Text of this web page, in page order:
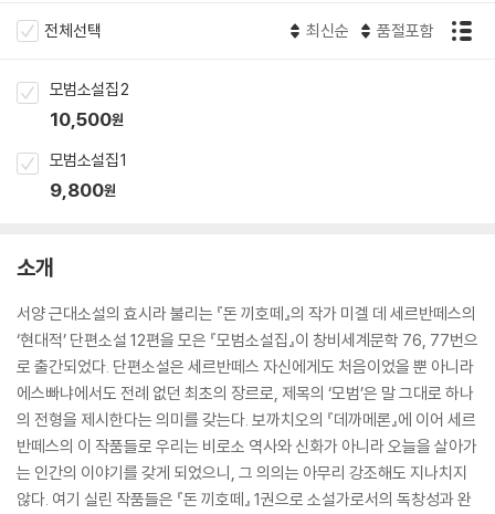
전체선택 최신순 품절포함
모범소설집 2
10,500원
모범소설집 1
9,800원
소개
서양 근대소설의 효시라 불리는 『돈 끼호떼』의 작가 미겔 데 세르반떼스의
‘현대적’ 단편소설 12편을 모은 『모범소설집』이 창비세계문학 76, 77번으
로 출간되었다. 단편소설은 세르반떼스 자신에게도 처음이었을 뿐 아니라
에스빠냐에서도 전례 없던 최초의 장르로, 제목의 ‘모범’은 말 그대로 하나
의 전형을 제시한다는 의미를 갖는다. 보까치오의 『데까메론』에 이어 세르
반떼스의 이 작품들로 우리는 비로소 역사와 신화가 아니라 오늘을 살아가
는 인간의 이야기를 갖게 되었으니, 그 의의는 아무리 강조해도 지나치지
않다. 여기 실린 작품들은 『돈 끼호떼』 1권으로 소설가로서의 독창성과 완